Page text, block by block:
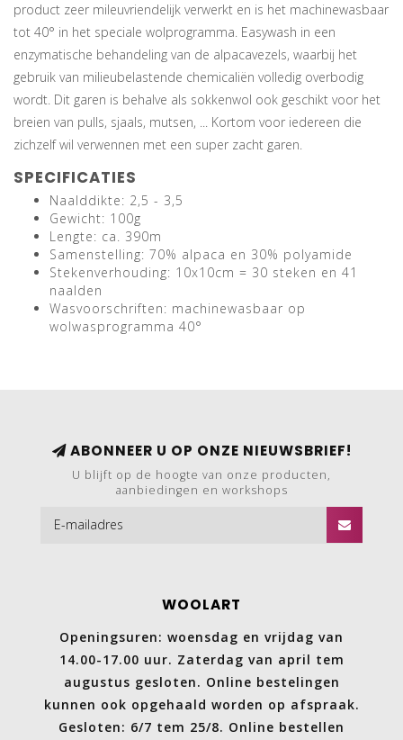
product zeer mileuvriendelijk verwerkt en is het machinewasbaar
tot 40° in het speciale wolprogramma. Easywash in een
enzymatische behandeling van de alpacavezels, waarbij het
gebruik van milieubelastende chemicaliën volledig overbodig
wordt. Dit garen is behalve als sokkenwol ook geschikt voor het
breien van pulls, sjaals, mutsen, ... Kortom voor iedereen die
zichzelf wil verwennen met een super zacht garen.
SPECIFICATIES
Naalddikte: 2,5 - 3,5
Gewicht: 100g
Lengte: ca. 390m
Samenstelling: 70% alpaca en 30% polyamide
Stekenverhouding: 10x10cm = 30 steken en 41
naalden
Wasvoorschriften: machinewasbaar op
wolwasprogramma 40°
ABONNEER U OP ONZE NIEUWSBRIEF!
U blijft op de hoogte van onze producten,
aanbiedingen en workshops
WOOLART
Openingsuren: woensdag en vrijdag van
14.00-17.00 uur. Zaterdag van april tem
augustus gesloten. Online bestelingen
kunnen ook opgehaald worden op afspraak.
Gesloten: 6/7 tem 25/8. Online bestellen